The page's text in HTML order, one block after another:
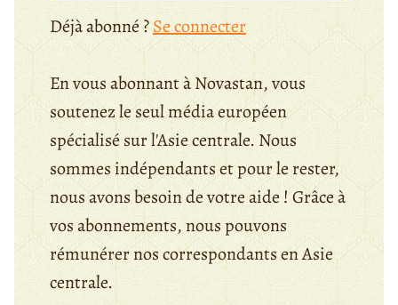
Déjà abonné ?Se connecter
En vous abonnant à Novastan, vous
soutenez le seul média européen
spécialisé sur l'Asie centrale. Nous
sommes indépendants et pour le rester,
nous avons besoin de votre aide ! Grâce à
vos abonnements, nous pouvons
rémunérer nos correspondants en Asie
centrale.